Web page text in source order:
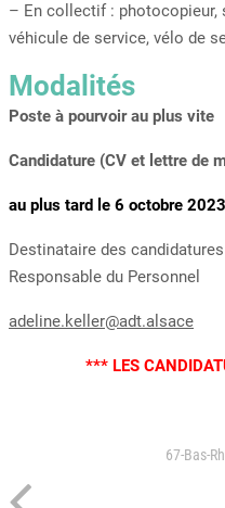
– En collectif : photocopieur,
véhicule de service, vélo de
Modalités
Poste à pourvoir au plus vite
Candidature (CV et lettre de
au plus tard le 6 octobre
Destinataire des
Responsable du Personnel
adeline.keller@adt.alsace
*** LES
67-Bas-